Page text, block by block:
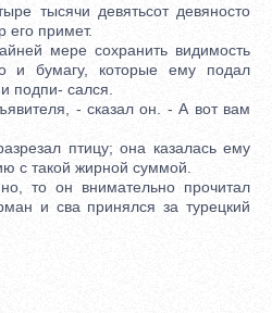
тысячи девятьсот девяносто
его примет.
мере сохранить видимость
и бумагу, которые ему подал
подпи- сался.
- сказал он. - А вот вам
птицу; она казалась ему
с такой жирной суммой.
то он внимательно прочитал
и сва принялся за турецкий